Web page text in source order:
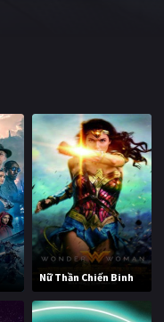
Nữ Thần Chiến Binh